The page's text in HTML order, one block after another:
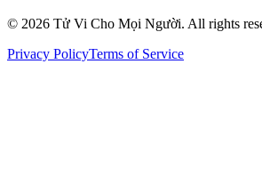
© 2026 Tử Vi Cho Mọi Người. All rights
Privacy PolicyTerms of Service